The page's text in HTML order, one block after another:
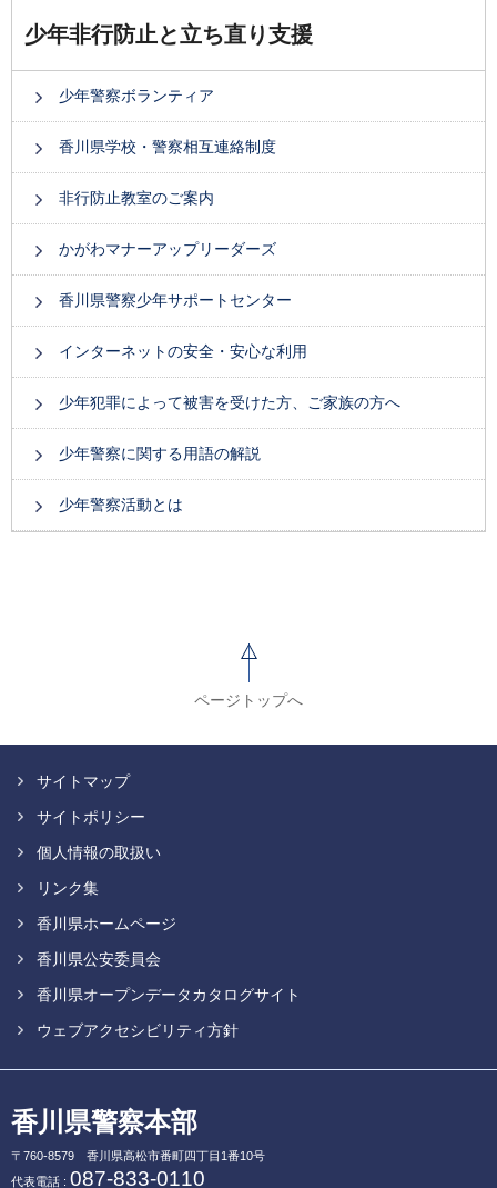
少年非行防止と立ち直り支援
少年警察ボランティア
香川県学校・警察相互連絡制度
非行防止教室のご案内
かがわマナーアップリーダーズ
香川県警察少年サポートセンター
インターネットの安全・安心な利用
少年犯罪によって被害を受けた方、ご家族の方へ
少年警察に関する用語の解説
少年警察活動とは
ページトップへ
サイトマップ
サイトポリシー
個人情報の取扱い
リンク集
香川県ホームページ
香川県公安委員会
香川県オープンデータカタログサイト
ウェブアクセシビリティ方針
香川県警察本部
〒760-8579
香川県高松市番町四丁目1番10号
代表電話 : 087-833-0110